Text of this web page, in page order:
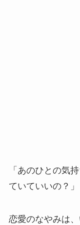
「あのひとの気
ていていいの？」
恋愛のなやみは